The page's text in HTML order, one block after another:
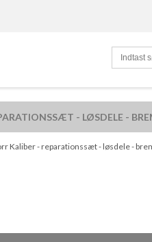
- LØSDELE -
Kaliber - reparationssæt - løsdele -